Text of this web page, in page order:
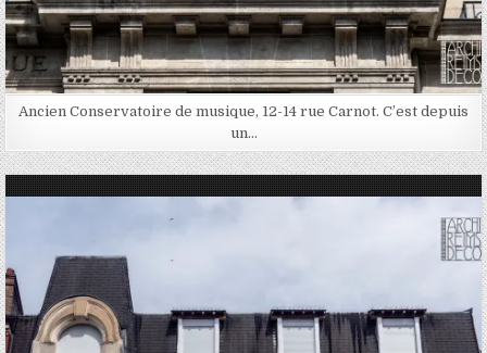
Ancien Conservatoire de musique, 12-14 rue Carnot. C’est depuis
un…